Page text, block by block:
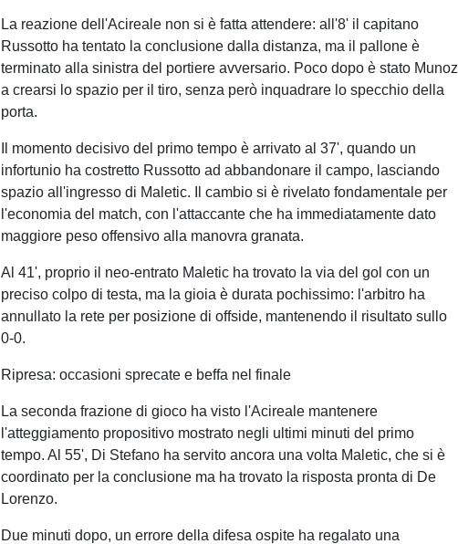
La reazione dell'Acireale non si è fatta attendere: all'8' il capitano
Russotto ha tentato la conclusione dalla distanza, ma il pallone è
terminato alla sinistra del portiere avversario. Poco dopo è stato Munoz
a crearsi lo spazio per il tiro, senza però inquadrare lo specchio della
porta.
Il momento decisivo del primo tempo è arrivato al 37', quando un
infortunio ha costretto Russotto ad abbandonare il campo, lasciando
spazio all'ingresso di Maletic. Il cambio si è rivelato fondamentale per
l'economia del match, con l'attaccante che ha immediatamente dato
maggiore peso offensivo alla manovra granata.
Al 41', proprio il neo-entrato Maletic ha trovato la via del gol con un
preciso colpo di testa, ma la gioia è durata pochissimo: l'arbitro ha
annullato la rete per posizione di offside, mantenendo il risultato sullo
0-0.
Ripresa: occasioni sprecate e beffa nel finale
La seconda frazione di gioco ha visto l'Acireale mantenere
l'atteggiamento propositivo mostrato negli ultimi minuti del primo
tempo. Al 55', Di Stefano ha servito ancora una volta Maletic, che si è
coordinato per la conclusione ma ha trovato la risposta pronta di De
Lorenzo.
Due minuti dopo, un errore della difesa ospite ha regalato una